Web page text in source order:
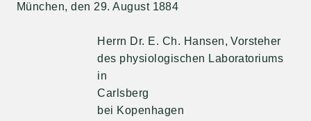
München, den 29. August 1884
Herrn Dr. E. Ch. Hansen, Vorsteher
des physiologischen Laboratoriums
in
Carlsberg
bei Kopenhagen